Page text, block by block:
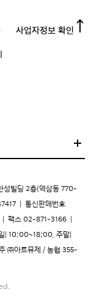
사업자정보 확인
성빌딩 2층(역삼동 770-
통신판매번호
팩스 02-871-3166
| 10:00~18:00, 주말|
㈜아트뮤제 / 농협 355-